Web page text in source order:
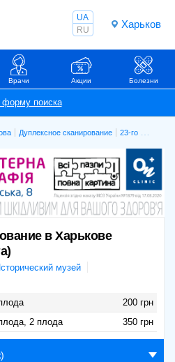
Харьков
UA
RU
Врачи Акции Болезни
Дуплексное сканирование 23-го Августа
в Харькове
музей
200 грн
2 плода
350 грн
)